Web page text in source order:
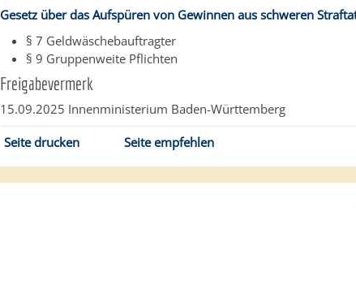
Gesetz über das Aufspüren von Gewinnen aus schweren
§ 7 Geldwäschebauftragter
§ 9 Gruppenweite Pflichten
Freigabevermerk
15.09.2025 Innenministerium Baden-Württemberg
Seite drucken Seite empfehlen